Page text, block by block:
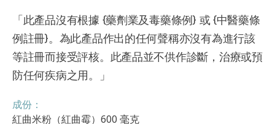
「此產品沒有根據 {藥劑業及毒藥條例} 或 {中醫藥條
例註冊}。為此產品作出的任何聲稱亦沒有為進行該
等註冊而接受評核。此產品並不供作診斷，治療或預
防任何疾病之用。」
成份：
紅曲米粉（紅曲霉）600 毫克